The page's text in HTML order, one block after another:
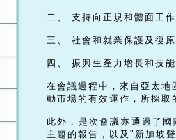
二、 支持向正規和體面工
三、 社會和就業保護及復
四、 振興生產力增長和技
在會議過程中，來自亞太
動市場的有效運作，所採
此外，是次會議亦通過了
主題的報告，以及"新加坡